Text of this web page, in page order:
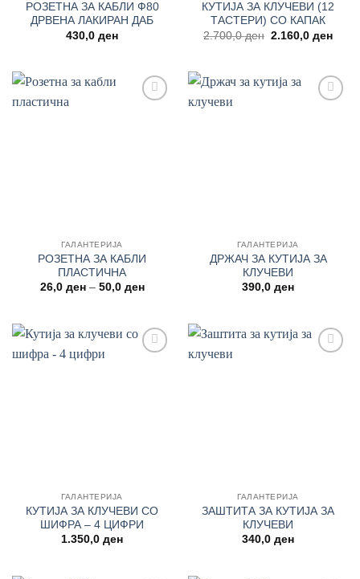
РОЗЕТНА ЗА КАБЛИ Ф80
ДРВЕНА ЛАКИРАН ДАБ
430,0 ден
КУТИЈА ЗА КЛУЧЕВИ (12
ТАСТЕРИ) СО КАПАК
2.700,0ден Original
2.160,0ден
ГАЛАНТЕРИЈА
РОЗЕТНА ЗА КАБЛИ
ПЛАСТИЧНА
26,0 ден – 50,0 денPrice
50,0 ден
ГАЛАНТЕРИЈА
ДРЖАЧ ЗА КУТИЈА ЗА
КЛУЧЕВИ
390,0 ден
ГАЛАНТЕРИЈА
КУТИЈА ЗА КЛУЧЕВИ СО
ШИФРА – 4 ЦИФРИ
1.350,0 ден
ГАЛАНТЕРИЈА
ЗАШТИТА ЗА КУТИЈА ЗА
КЛУЧЕВИ
340,0 ден